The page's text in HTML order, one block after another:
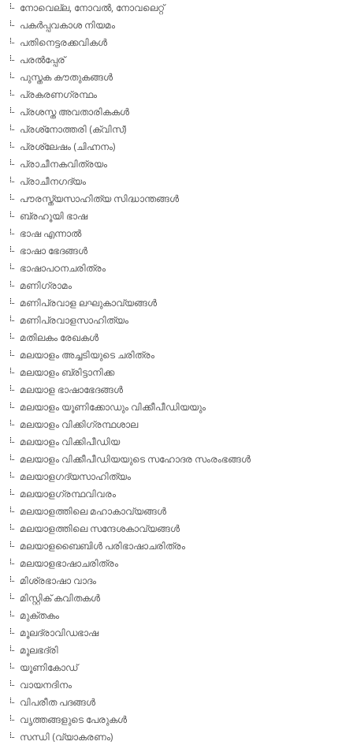
നോവെല്ല, നോവല്‍, നോവലെറ്റ്
പകര്‍പ്പവകാശ നിയമം
പതിനെട്ടരക്കവികള്‍
പരല്‍പ്പേര്
പുസ്തക കൗതുകങ്ങള്‍
പ്രകരണഗ്രന്ഥം
പ്രശസ്ത അവതാരികകള്‍
പ്രശ്‌നോത്തരി (ക്വിസ്)
പ്രശ്ലേഷം (ചിഹ്നനം)
പ്രാചീനകവിത്രയം
പ്രാചീനഗദ്യം
പൗരസ്ത്യസാഹിത്യ സിദ്ധാന്തങ്ങള്‍
ബ്രഹൂയി ഭാഷ
ഭാഷ എന്നാല്‍
ഭാഷാ ഭേദങ്ങള്‍
ഭാഷാപഠനചരിത്രം
മണിഗ്രാമം
മണിപ്രവാള ലഘുകാവ്യങ്ങള്‍
മണിപ്രവാളസാഹിത്യം
മതിലകം രേഖകള്‍
മലയാളം അച്ചടിയുടെ ചരിത്രം
മലയാളം ബ്രിട്ടാനിക്ക
മലയാള ഭാഷാഭേദങ്ങള്‍
മലയാളം യൂണിക്കോഡും വിക്കീപീഡിയയും
മലയാളം വിക്കിഗ്രന്ഥശാല
മലയാളം വിക്കിപീഡിയ
മലയാളം വിക്കീപീഡിയയുടെ സഹോദര സംരംഭങ്ങള്‍
മലയാളഗദ്യസാഹിത്യം
മലയാളഗ്രന്ഥവിവരം
മലയാളത്തിലെ മഹാകാവ്യങ്ങള്‍
മലയാളത്തിലെ സന്ദേശകാവ്യങ്ങള്‍
മലയാളബൈബിള്‍ പരിഭാഷാചരിത്രം
മലയാളഭാഷാചരിത്രം
മിശ്രഭാഷാ വാദം
മിസ്റ്റിക് കവിതകള്‍
മുക്തകം
മൂലദ്രാവിഡഭാഷ
മൂലഭദ്രി
യൂണികോഡ്
വായനദിനം
വിപരീത പദങ്ങള്‍
വൃത്തങ്ങളുടെ പേരുകള്‍
സന്ധി (വ്യാകരണം)